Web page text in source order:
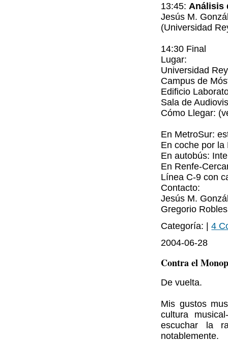
13:45: Análisis
Jesús M.
(Universidad
14:30 Final
Lugar:
Universidad
Campus de
Edificio
Sala de
Cómo Llegar:
En MetroSur:
En coche por la
En autobús:
En Renfe-
Línea C-9 con
Contacto:
Jesús M.
Gregorio
Categoría: |4
2004-06-28
Contra el
De vuelta.
Mis gustos
cultura
escuchar la
notablemente.